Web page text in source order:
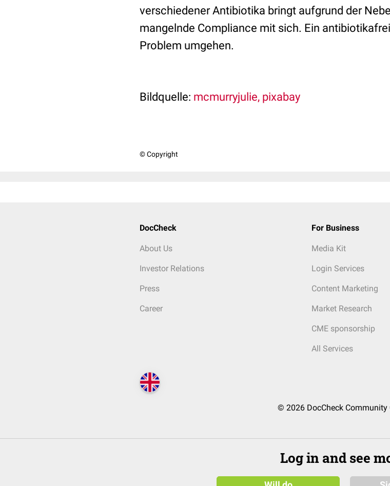
verschiedener Antibiotika bringt aufgrund der
mangelnde Compliance mit sich. Ein
Problem umgehen.
Bildquelle: mcmurryjulie, pixabay
© Copyright
DocCheck
About Us
Investor Relations
Press
Career
For Business
Media Kit
Login Services
Content Marketing
Market Research
CME sponsorship
All Services
© 2026 DocCheck Community
Log in and see